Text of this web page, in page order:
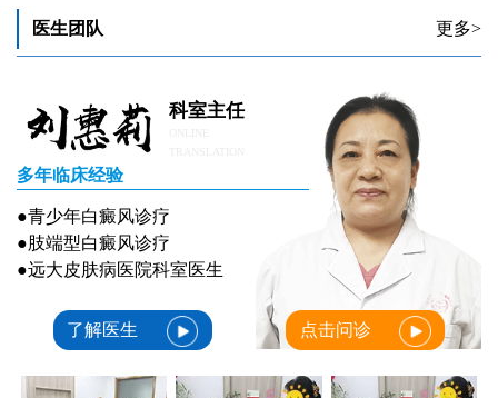
医生团队 更多>
科室主任
多年临床经验
●青少年白癜风诊疗
●肢端型白癜风诊疗
●远大皮肤病医院科室医生
了解医生 点击问诊